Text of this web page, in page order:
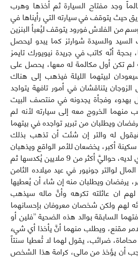
وجد مفتاح السيارة ثم أخذها وهرب
حيث يتوقف في سيارته التي رأيناها في
من الفلاش فورود يتوقف ليُعبأ البنزين
والسيدة شوارتز كما يبدو ليحصل
بحجة أنّه كاتب في جريدة نيويورك تايمز
لم تكن أول مكالمة له معها، يحصل على
لبيتهما الليلة فيذهب إلى هناك
الزوجان يتناقشان في أمور تافهة يتواجد
بهدوء وفجأة يجدونه في منتصف البيت
منهما الخروج معه إلى سيارته لأنه لم
ويطلبان من تبرير تواجده في بيتهما
له والتر إن شئت أن تذهب بذلك
أكبر، يخضعان للأمر الواقع ويذهبان
معه ويُخرجان المال الذي لديه، حواليَّ أكثر من 9 ملايين يُكدسها ثم
لوالتر جونيور في عيد ميلاده الثامن
يبعد 10 أشهر، يرفضان ويطلبان منه إن شاء أن يُعطيها
ان عائلته تكرهه وأنَّ ماله سيذهب
لهم ولكن شخصان معروفان بإحسانهما
السابقة بوالد هذه الضحية ”فلين أو
مقنع، ويطلب منهما أنَّ يأخذا أي شيء
ضرائب، يقول لهما لا تُعطيا سنتاً
أن يؤخذ من مالي، كرامة هذا الشخص